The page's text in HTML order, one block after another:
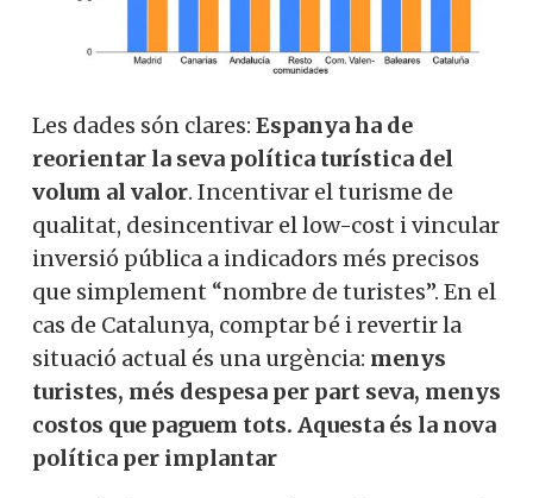
Les dades són clares: Espanya ha de
reorientar la seva política turística del
volum al valor. Incentivar el turisme de
qualitat, desincentivar el low-cost i vincular
inversió pública a indicadors més precisos
que simplement “nombre de turistes”. En el
cas de Catalunya, comptar bé i revertir la
situació actual és una urgència: menys
turistes, més despesa per part seva, menys
costos que paguem tots. Aquesta és la nova
política per implantar